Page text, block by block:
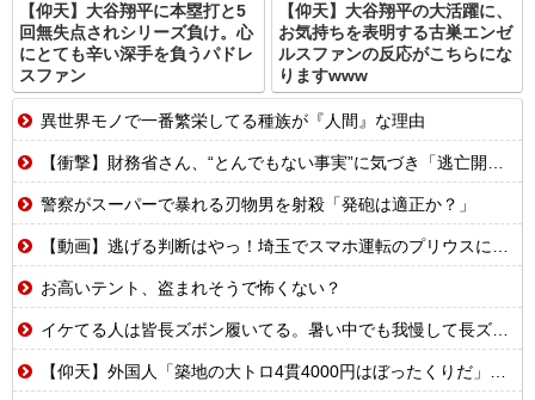
【仰天】大谷翔平に本塁打と5
回無失点されシリーズ負け。心
にとても辛い深手を負うパドレ
スファン
【仰天】大谷翔平の大活躍に、
お気持ちを表明する古巣エンゼ
ルスファンの反応がこちらにな
りますwww
異世界モノで一番繁栄してる種族が『人間』な理由
【衝撃】財務省さん、“とんでもない事実”に気づき「逃亡開始wwwww」
警察がスーパーで暴れる刃物男を射殺「発砲は適正か？」
【動画】逃げる判断はやっ！埼玉でスマホ運転のプリウスに当て逃げされる車載。
お高いテント、盗まれそうで怖くない？
イケてる人は皆長ズボン履いてる。暑い中でも我慢して長ズボン履いてる。半ズボンはモテ無い。厳しいって
【仰天】外国人「築地の大トロ4貫4000円はぼったくりだ」→日本人の反応が真っ二つに